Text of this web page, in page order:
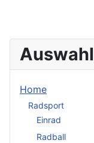
Auswahl
Home
Radsport
Einrad
Radball